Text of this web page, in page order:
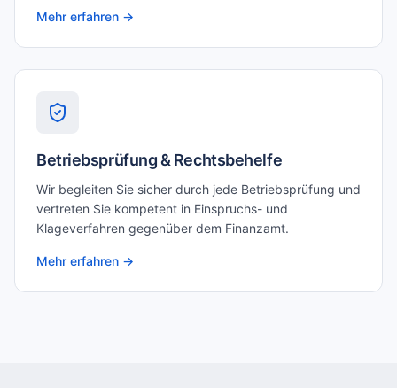
Mehr erfahren →
Betriebsprüfung & Rechtsbehelfe
Wir begleiten Sie sicher durch jede Betriebsprüfung und
vertreten Sie kompetent in Einspruchs- und
Klageverfahren gegenüber dem Finanzamt.
Mehr erfahren →